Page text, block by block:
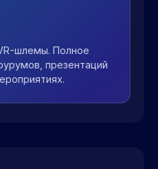
шлемы. Полное
презентаций